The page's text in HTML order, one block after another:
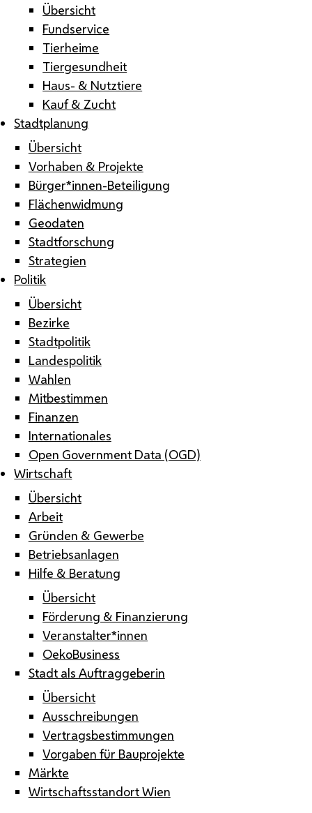
Übersicht
Fundservice
Tierheime
Tiergesundheit
Haus- & Nutztiere
Kauf & Zucht
Stadtplanung
Übersicht
Vorhaben & Projekte
Bürger*innen-Beteiligung
Flächenwidmung
Geodaten
Stadtforschung
Strategien
Politik
Übersicht
Bezirke
Stadtpolitik
Landespolitik
Wahlen
Mitbestimmen
Finanzen
Internationales
Open Government Data (OGD)
Wirtschaft
Übersicht
Arbeit
Gründen & Gewerbe
Betriebsanlagen
Hilfe & Beratung
Übersicht
Förderung & Finanzierung
Veranstalter*innen
OekoBusiness
Stadt als Auftraggeberin
Übersicht
Ausschreibungen
Vertragsbestimmungen
Vorgaben für Bauprojekte
Märkte
Wirtschaftsstandort Wien